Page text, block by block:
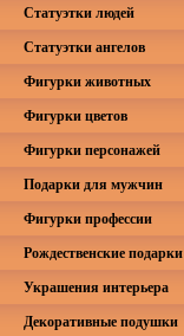
Статуэтки людей
Статуэтки ангелов
Фигурки животных
Фигурки цветов
Фигурки персонажей
Подарки для мужчин
Фигурки профессии
Рождественские подарки
Украшения интерьера
Декоративные подушки